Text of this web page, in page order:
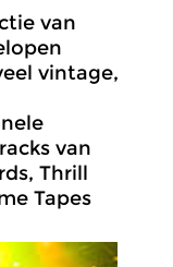
van
vintage,
van
Thrill
Tapes